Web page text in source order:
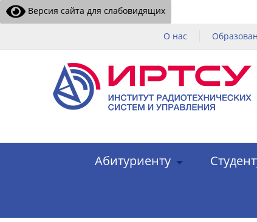
Версия сайта для слабовидящих
О нас
Абитуриенту